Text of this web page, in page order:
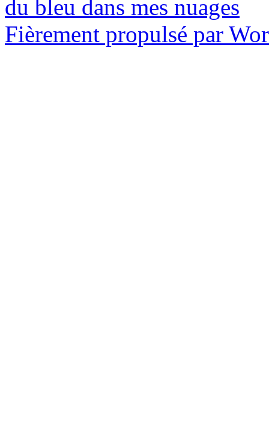
du bleu dans mes nuages
Fièrement propulsé par